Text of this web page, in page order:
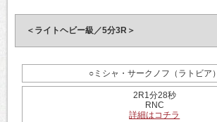
＜ライトヘビー級／5分3R＞
○ミシャ・サークノフ（ラトビア）
2R1分28秒
RNC
詳細はコチラ